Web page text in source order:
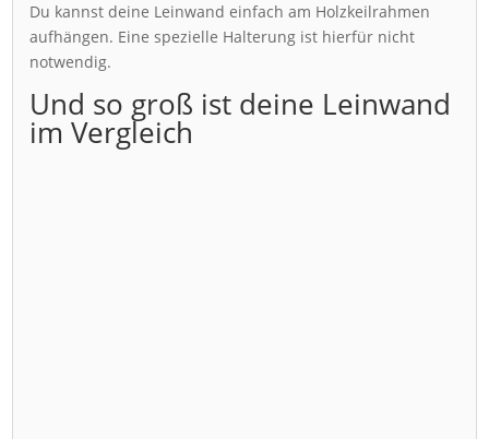
Du kannst deine Leinwand einfach am Holzkeilrahmen
aufhängen. Eine spezielle Halterung ist hierfür nicht
notwendig.
Und so groß ist deine Leinwand
im Vergleich